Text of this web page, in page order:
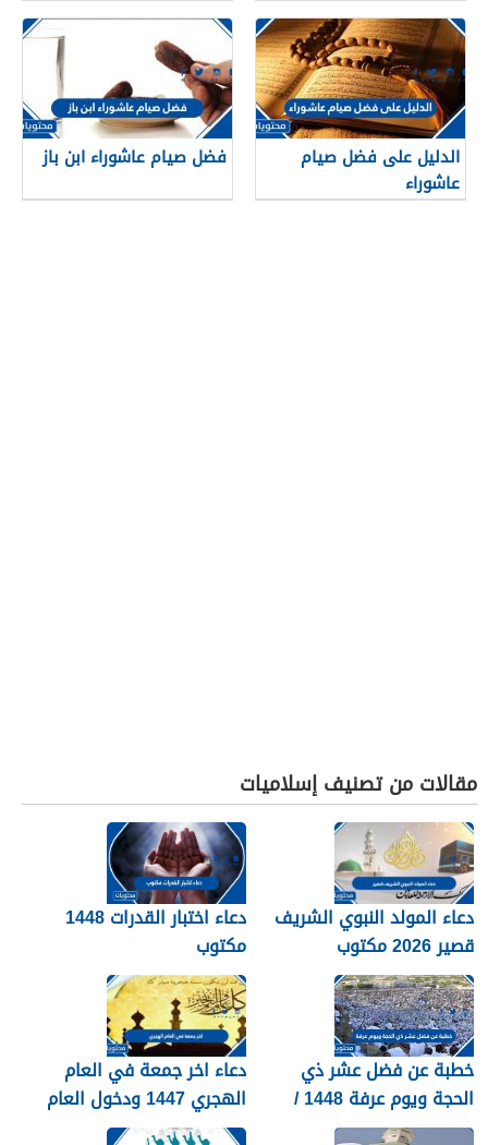
الدليل على فضل صيام
عاشوراء
فضل صيام عاشوراء ابن باز
مقالات من تصنيف إسلاميات
دعاء المولد النبوي الشريف
قصير 2026 مكتوب
دعاء اختبار القدرات 1448
مكتوب
خطبة عن فضل عشر ذي
الحجة ويوم عرفة 1448 /
2026
دعاء اخر جمعة في العام
الهجري 1447 ودخول العام
الجديد 1448